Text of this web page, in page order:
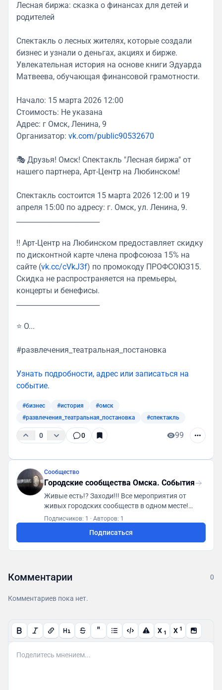
Лесная биржа: сказка о финансах для детей и
родителей
Спектакль о лесных жителях, которые создали
бизнес и узнали о деньгах, акциях и бирже.
Увлекательная история на основе книги Эдуарда
Матвеева, обучающая финансовой грамотности.
Начало: 15 марта 2026 12:00
Стоимость: Не указана
Адрес: г Омск, Ленина, 9
Организатор: vk.com/public90532670
🎭 Друзья! Омск! Спектакль "Лесная биржа" от
нашего партнера, Арт-Центр на Любинском!
Спектакль состоится 15 марта 2026 12:00 и 19
апреля 15:00 по адресу: г. Омск, ул. Ленина, 9.
‼ Арт-Центр на Любинском предоставляет скидку
по дисконтной карте члена профсоюза 15% на
сайте (vk.cc/cVkJ3f) по промокоду ПРОФСОЮЗ15.
Скидка не распространяется на премьеры,
концерты и бенефисы.
⭐ О...
#развлечения_театральная_постановка
Узнать подробности, адрес или записаться на
событие.
#бизнес #история
#омск
#развлечения_театральная_постановка
#спектакль
0 0 99
Сообщество
Городские сообщества Омска. События
Живые есть!? Заходи!!! Все мероприятия от
живых городских сообществ в одном месте!
Первая городская платформа "ГСА. Генератор
https://t.me/gsaomsk_bot
Подписчиков: 1 · Авторов: 1
Подписаться
Комментарии 0
Комментариев пока нет.
" X 1 X 1